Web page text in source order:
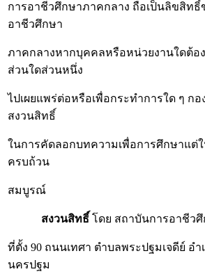
การอาชีวศึกษาภาคกลาง ถือเป็นลิขสิทธิ์
อาชีวศึกษา
ภาคกลางหากบุคคลหรือหน่วยงานใดต้อ
ส่วนใดส่วนหนึ่ง
ไปเผยแพร่ต่อหรือเพื่อกระทำการใด ๆ ก
สงวนสิทธิ์
ในการคัดลอกบทความเพื่อการศึกษาแต่
ครบถ้วน
สมบูรณ์
สงวนสิทธิ์ โดย สถาบันการอาชีว
ที่ตั้ง 90 ถนนเทศา ตำบลพระปฐมเจดีย์ อำ
นครปฐม